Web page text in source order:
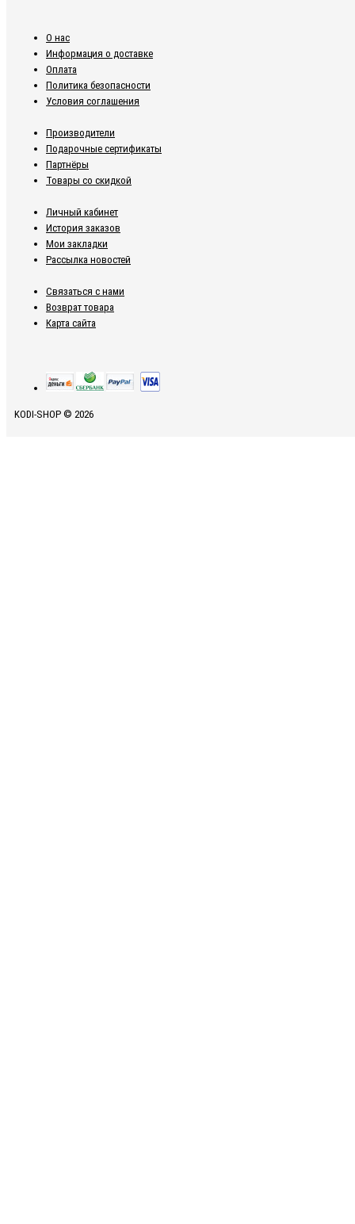
О нас
Информация о доставке
Оплата
Политика безопасности
Условия соглашения
Производители
Подарочные сертификаты
Партнёры
Товары со скидкой
Личный кабинет
История заказов
Мои закладки
Рассылка новостей
Связаться с нами
Возврат товара
Карта сайта
KODI-SHOP © 2026